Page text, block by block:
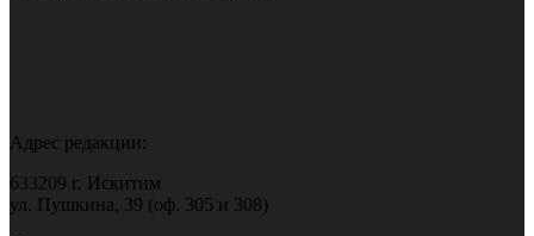
Адрес редакции:
633209 г. Искитим
ул. Пушкина, 39 (оф. 305 и 308)